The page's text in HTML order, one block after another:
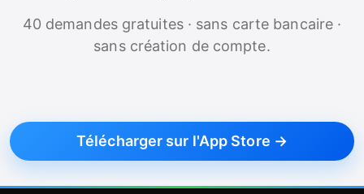
40 demandes gratuites · sans carte bancaire ·
sans création de compte.
Télécharger sur l'App Store →